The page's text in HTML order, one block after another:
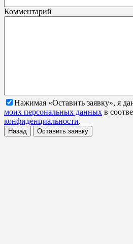
Комментарий
Нажимая «Оставить заявку», я
моих персональных данных в
конфиденциальности.
Назад